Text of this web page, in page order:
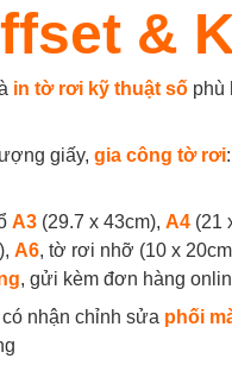
&
in tờ rơi kỹ thuật số phù
giấy, gia công tờ rơi
A3 (29.7 x 43cm), A4 (21
A6, tờ rơi nhỡ (10 x
, gửi kèm đơn hàng
nhận chỉnh sửa phối